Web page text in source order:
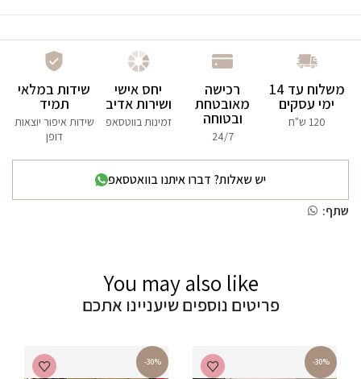
משלוח עד 14
ימי עסקים
120 ש"ח
רכישה
מאובטחת
ובטוחה
24/7
יחס אישי
ושירות אדיב
זמינות בווטסאפ
שידות במלאי
תמיד
שידות איפור יוצאות
דופן
יש שאלות? דברו איתנו בוואטסאפ
שתף:
You may also like
פריטים נוספים שיעניינו אתכם
-30%
-30%